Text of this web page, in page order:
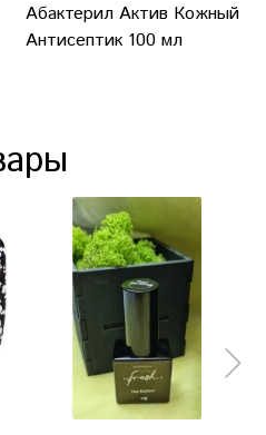
Абактерил Актив Кожный
Антисептик 100 мл